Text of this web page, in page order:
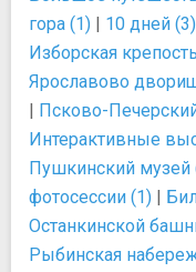
гора (1) | 10 дней (3)
Изборская
Ярославово
| Псково-
Интерактивные
Пушкинский музей
фотосессии (1) |
Останкинской
Рыбинская